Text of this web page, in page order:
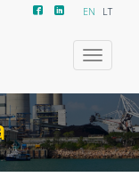
EN LT
Toggle